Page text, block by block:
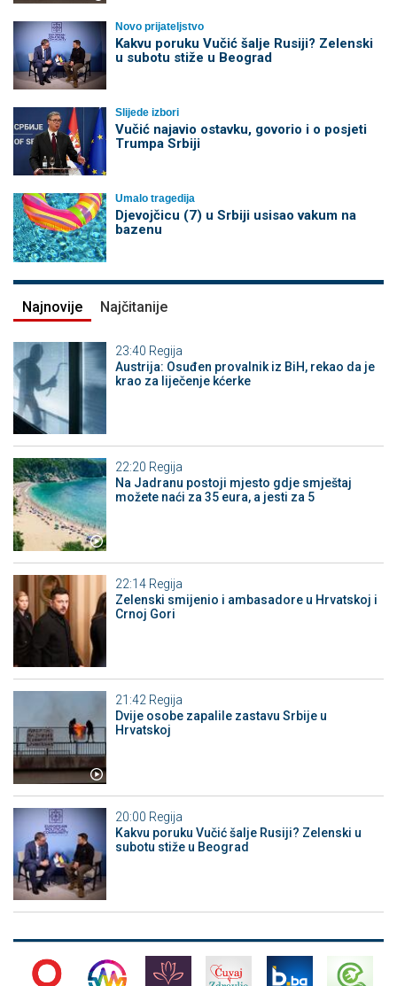
Novo prijateljstvo
Kakvu poruku Vučić šalje Rusiji? Zelenski
u subotu stiže u Beograd
Slijede izbori
Vučić najavio ostavku, govorio i o posjeti
Trumpa Srbiji
Umalo tragedija
Djevojčicu (7) u Srbiji usisao vakum na
bazenu
Najnovije Najčitanije
23:40 Regija
Austrija: Osuđen provalnik iz BiH, rekao da je
krao za liječenje kćerke
22:20 Regija
Na Jadranu postoji mjesto gdje smještaj
možete naći za 35 eura, a jesti za 5
22:14 Regija
Zelenski smijenio i ambasadore u Hrvatskoj i
Crnoj Gori
21:42 Regija
Dvije osobe zapalile zastavu Srbije u
Hrvatskoj
20:00 Regija
Kakvu poruku Vučić šalje Rusiji? Zelenski u
subotu stiže u Beograd